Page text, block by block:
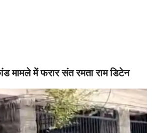
मामले में फरार संत रमता राम डिटेन